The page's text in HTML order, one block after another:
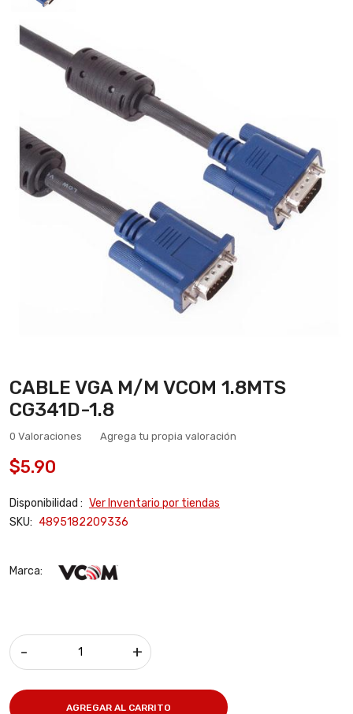
CABLE VGA M/M VCOM 1.8MTS
CG341D-1.8
0 Valoraciones Agrega tu propia valoración
$5.90
Disponibilidad : Ver Inventario por tiendas
SKU: 4895182209336
Marca:
- +
AGREGAR AL CARRITO